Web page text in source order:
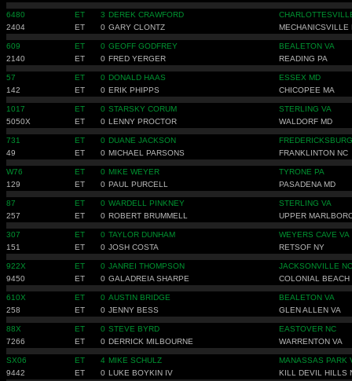
6480 ET 3 DEREK CRAWFORD
2404
ET 0 GARY CLONTZ MECHANICSVILLE
609 ET 0 GEOFF GODFREY
BEALETON VA
2140
ET 0 FRED YERGER READING PA
57 ET 0 DONALD HAAS
ESSEX MD
142
ET 0 ERIK PHIPPS CHICOPEE MA
1017 ET 0 STARSKY CORUM
STERLING VA
5050X
ET 0 LENNY PROCTOR WALDORF MD
731 ET 0 DUANE JACKSON
49
ET 0 MICHAEL PARSONS FRANKLINTON NC
W76 ET 0 MIKE WEYER
TYRONE PA
129
ET 0 PAUL PURCELL PASADENA MD
87 ET 0 WARDELL PINKNEY
STERLING VA
257
ET 0 ROBERT BRUMMELL UPPER
307 ET 0 TAYLOR DUNHAM
WEYERS CAVE VA
151
ET 0 JOSH COSTA RETSOF NY
922X ET 0 JANREI THOMPSON
JACKSONVILLE NC
9450
ET 0 GALADREIA SHARPE COLONIAL BEACH
610X ET 0 AUSTIN BRIDGE
BEALETON VA
258
ET 0 JENNY BESS GLEN ALLEN VA
88X ET 0 STEVE BYRD
EASTOVER NC
7266
ET 0 DERRICK MILBOURNE WARRENTON VA
SX06 ET 4 MIKE SCHULZ
MANASSAS PARK
9442
ET 0 LUKE BOYKIN IV KILL DEVIL HILLS